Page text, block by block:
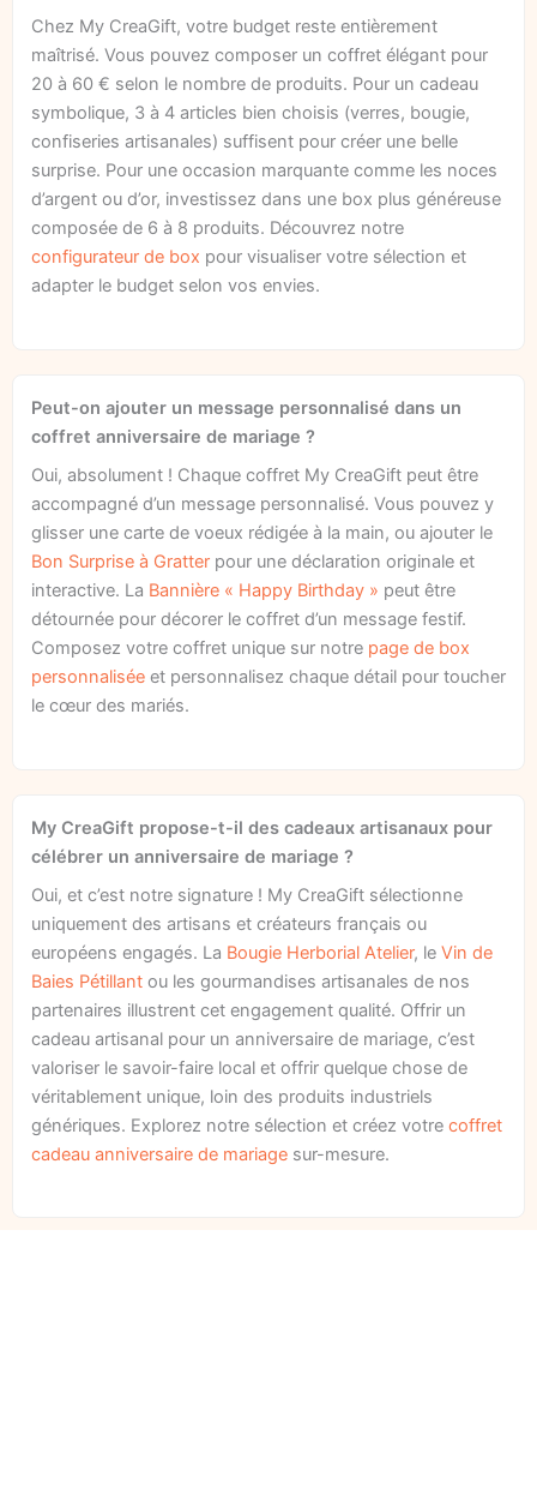
Chez My CreaGift, votre budget reste entièrement
maîtrisé. Vous pouvez composer un coffret élégant pour
20 à 60 € selon le nombre de produits. Pour un cadeau
symbolique, 3 à 4 articles bien choisis (verres, bougie,
confiseries artisanales) suffisent pour créer une belle
surprise. Pour une occasion marquante comme les noces
d’argent ou d’or, investissez dans une box plus généreuse
composée de 6 à 8 produits. Découvrez notre
configurateur de box pour visualiser votre sélection et
adapter le budget selon vos envies.
Peut-on ajouter un message personnalisé dans un
coffret anniversaire de mariage ?
Oui, absolument ! Chaque coffret My CreaGift peut être
accompagné d’un message personnalisé. Vous pouvez y
glisser une carte de voeux rédigée à la main, ou ajouter le
Bon Surprise à Gratter pour une déclaration originale et
interactive. La Bannière « Happy Birthday » peut être
détournée pour décorer le coffret d’un message festif.
Composez votre coffret unique sur notre page de box
personnalisée et personnalisez chaque détail pour toucher
le cœur des mariés.
My CreaGift propose-t-il des cadeaux artisanaux pour
célébrer un anniversaire de mariage ?
Oui, et c’est notre signature ! My CreaGift sélectionne
uniquement des artisans et créateurs français ou
européens engagés. La Bougie Herborial Atelier, le Vin de
Baies Pétillant ou les gourmandises artisanales de nos
partenaires illustrent cet engagement qualité. Offrir un
cadeau artisanal pour un anniversaire de mariage, c’est
valoriser le savoir-faire local et offrir quelque chose de
véritablement unique, loin des produits industriels
génériques. Explorez notre sélection et créez votre coffret
cadeau anniversaire de mariage sur-mesure.